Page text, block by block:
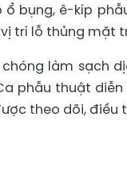
bụng, ê-kíp
trí lỗ thủng mặt
làm sạch
phẫu thuật
theo dõi, điều